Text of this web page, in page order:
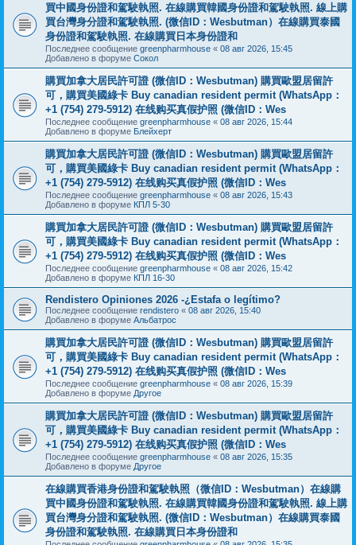
買中國身份證和駕駛執照. 在線購買韓國身份證和駕駛執照. 線上購
買台灣身分證和駕駛執照. (微信ID：Wesbutman）在線購買泰國
身份證和駕駛執照. 在線購買日本身份證和
Последнее сообщение greenpharmhouse « 08 авг 2026, 15:45
Добавлено в форуме Сокол
購買加拿大居民許可證 (微信ID：Wesbutman) 購買歐盟居留許
可，購買美國綠卡 Buy canadian resident permit (WhatsApp：
+1 (754) 279-5912) 在线购买真假护照 (微信ID：Wes
Последнее сообщение greenpharmhouse « 08 авг 2026, 15:44
Добавлено в форуме Блейхерт
購買加拿大居民許可證 (微信ID：Wesbutman) 購買歐盟居留許
可，購買美國綠卡 Buy canadian resident permit (WhatsApp：
+1 (754) 279-5912) 在线购买真假护照 (微信ID：Wes
Последнее сообщение greenpharmhouse « 08 авг 2026, 15:43
Добавлено в форуме КПЛ 5-30
購買加拿大居民許可證 (微信ID：Wesbutman) 購買歐盟居留許
可，購買美國綠卡 Buy canadian resident permit (WhatsApp：
+1 (754) 279-5912) 在线购买真假护照 (微信ID：Wes
Последнее сообщение greenpharmhouse « 08 авг 2026, 15:42
Добавлено в форуме КПЛ 16-30
Rendistero Opiniones 2026 -¿Estafa o legítimo?
Последнее сообщение rendistero « 08 авг 2026, 15:40
Добавлено в форуме Альбатрос
購買加拿大居民許可證 (微信ID：Wesbutman) 購買歐盟居留許
可，購買美國綠卡 Buy canadian resident permit (WhatsApp：
+1 (754) 279-5912) 在线购买真假护照 (微信ID：Wes
Последнее сообщение greenpharmhouse « 08 авг 2026, 15:39
Добавлено в форуме Другое
購買加拿大居民許可證 (微信ID：Wesbutman) 購買歐盟居留許
可，購買美國綠卡 Buy canadian resident permit (WhatsApp：
+1 (754) 279-5912) 在线购买真假护照 (微信ID：Wes
Последнее сообщение greenpharmhouse « 08 авг 2026, 15:35
Добавлено в форуме Другое
在線購買香港身份證和駕駛執照（微信ID：Wesbutman）在線購
買中國身份證和駕駛執照. 在線購買韓國身份證和駕駛執照. 線上購
買台灣身分證和駕駛執照. (微信ID：Wesbutman）在線購買泰國
身份證和駕駛執照. 在線購買日本身份證和